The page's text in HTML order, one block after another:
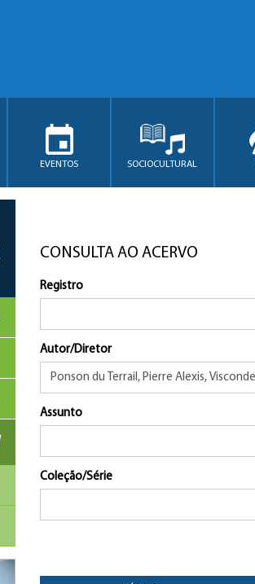
EVENTOS SOCIOCULTURAL
CONSULTA AO ACERVO
Registro
Autor/Diretor
Assunto
Coleção/Série